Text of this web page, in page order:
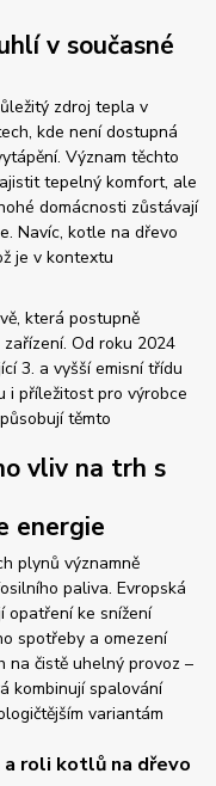
v současné
zdroj tepla v
kde není dostupná
Význam těchto
tepelný komfort, ale
domácnosti zůstávají
Navíc, kotle na dřevo
je v kontextu
která postupně
Od roku 2024
3. a vyšší emisní třídu
i příležitost pro výrobce
těmto
vliv na trh s
energie
plynů významně
paliva. Evropská
opatření ke snížení
spotřeby a omezení
na čistě uhelný provoz –
kombinují spalování
variantám
roli kotlů na dřevo